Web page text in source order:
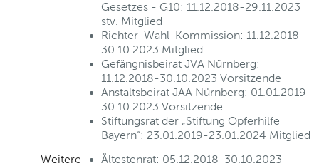
Gesetzes - G10: 11.12.2018-29.11.2023
stv. Mitglied
Richter-Wahl-Kommission: 11.12.2018-
30.10.2023 Mitglied
Gefängnisbeirat JVA Nürnberg:
11.12.2018-30.10.2023 Vorsitzende
Anstaltsbeirat JAA Nürnberg: 01.01.2019-
30.10.2023 Vorsitzende
Stiftungsrat der „Stiftung Opferhilfe
Bayern“: 23.01.2019-23.01.2024 Mitglied
Weitere
Ältestenrat: 05.12.2018-30.10.2023